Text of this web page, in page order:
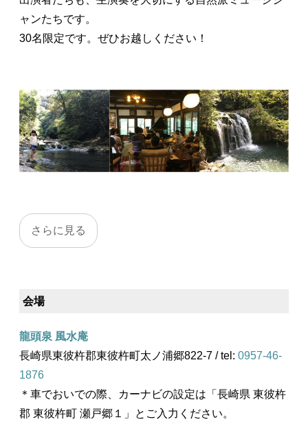
ャンたちです。
30名限定です。ぜひお越しください！
会場
龍頭泉 風水庵
長崎県東彼杵郡東彼杵町太ノ浦郷822-7 / tel: 0957-46-
1876
＊車でおいでの際、カーナビの設定は「長崎県 東彼杵
郡 東彼杵町 瀬戸郷１」とご入力ください。